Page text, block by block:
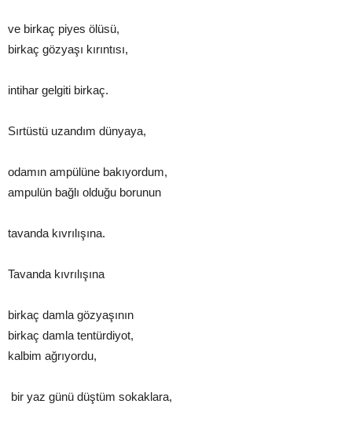
ve birkaç piyes ölüsü,
birkaç gözyaşı kırıntısı,
intihar gelgiti birkaç.
Sırtüstü uzandım dünyaya,
odamın ampülüne bakıyordum,
ampulün bağlı olduğu borunun
tavanda kıvrılışına.
Tavanda kıvrılışına
birkaç damla gözyaşının
birkaç damla tentürdiyot,
kalbim ağrıyordu,
bir yaz günü düştüm sokaklara,